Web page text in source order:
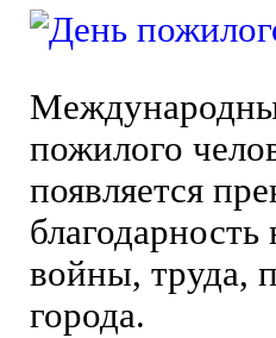
пожилого
появляется
войны, труда,
города.